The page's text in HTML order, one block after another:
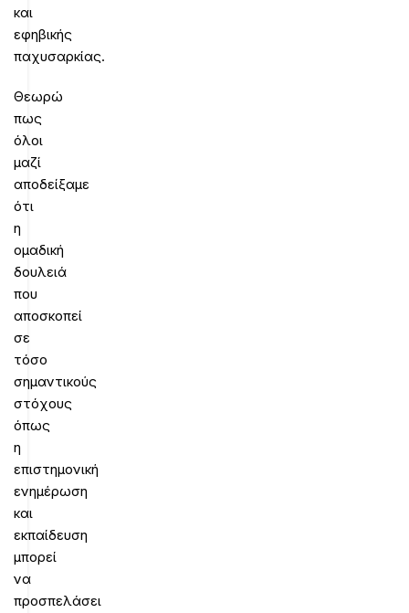
και
εφηβικής
παχυσαρκίας.
Θεωρώ
πως
όλοι
μαζί
αποδείξαμε
ότι
η
ομαδική
δουλειά
που
αποσκοπεί
σε
τόσο
σημαντικούς
στόχους
όπως
η
επιστημονική
ενημέρωση
και
εκπαίδευση
μπορεί
να
προσπελάσει